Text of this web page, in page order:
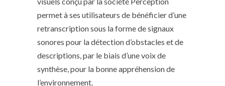
permet à ses utilisateurs de bénéficier d’une
retranscription sous la forme de signaux
sonores pour la détection d’obstacles et de
descriptions, par le biais d’une voix de
synthèse, pour la bonne appréhension de
l’environnement.